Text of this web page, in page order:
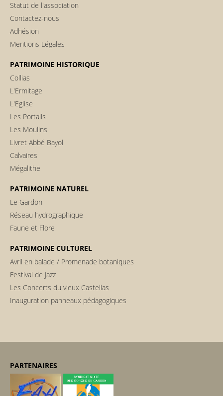
Statut de l'association
Contactez-nous
Adhésion
Mentions Légales
PATRIMOINE HISTORIQUE
Collias
L'Ermitage
L'Eglise
Les Portails
Les Moulins
Livret Abbé Bayol
Calvaires
Mégalithe
PATRIMOINE NATUREL
Le Gardon
Réseau hydrographique
Faune et Flore
PATRIMOINE CULTUREL
Avril en balade / Promenade botaniques
Festival de Jazz
Les Concerts du vieux Castellas
Inauguration panneaux pédagogiques
PARTENAIRES